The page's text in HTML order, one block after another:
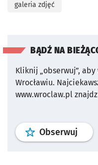
galeria zdjęć
BĄDŹ NA
Kliknij „obserwuj”,
Wrocławiu.
www.wroclaw.pl
Obserwuj profil